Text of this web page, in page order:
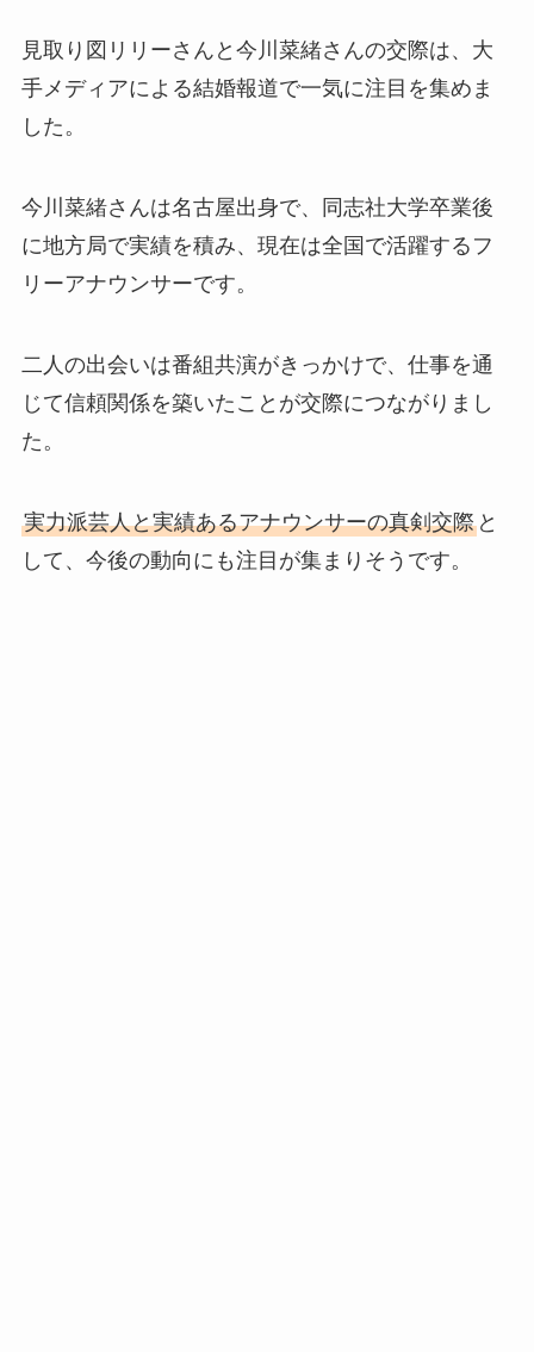
見取り図リリーさんと今川菜緒さんの交際は、大
手メディアによる結婚報道で一気に注目を集めま
した。
今川菜緒さんは名古屋出身で、同志社大学卒業後
に地方局で実績を積み、現在は全国で活躍するフ
リーアナウンサーです。
二人の出会いは番組共演がきっかけで、仕事を通
じて信頼関係を築いたことが交際につながりまし
た。
実力派芸人と実績あるアナウンサーの真剣交際と
して、今後の動向にも注目が集まりそうです。